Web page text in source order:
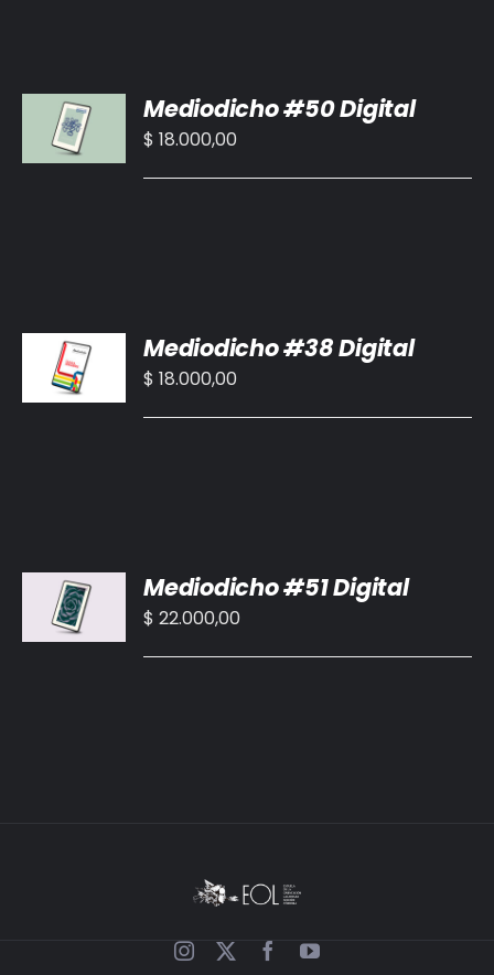
AL
CARRITO
/
Mediodicho #50 Digital
$ 18.000,00
AL
CARRITO
/
Mediodicho #38 Digital
$ 18.000,00
AL
CARRITO
/
Mediodicho #51 Digital
$ 22.000,00